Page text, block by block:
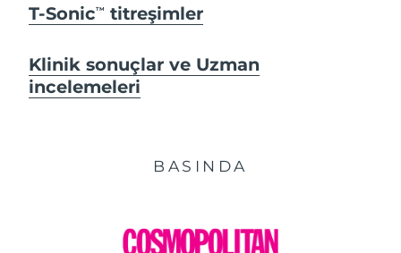
T-SonicTM titreşimler
Klinik sonuçlar ve Uzman
incelemeleri
BASINDA